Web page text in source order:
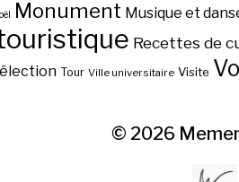
Monument Musique et
Recettes de
Tour Ville universitaire Visite
© 2026